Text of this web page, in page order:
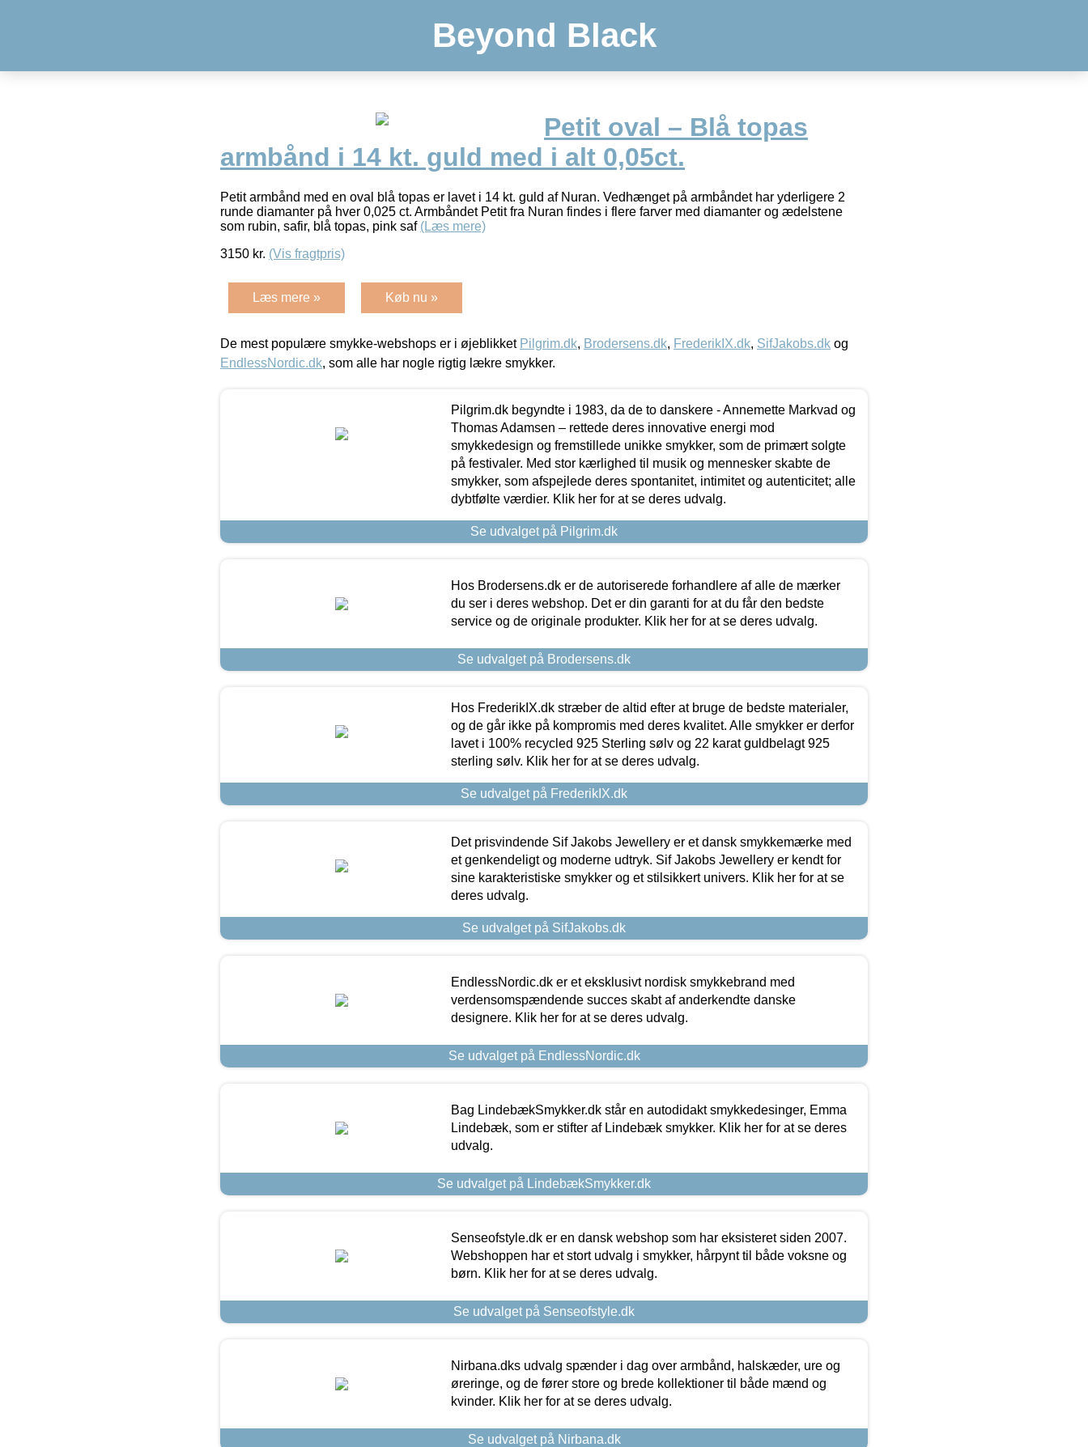
Beyond Black
Petit oval – Blå topas
armbånd i 14 kt. guld med i alt 0,05ct.
Petit armbånd med en oval blå topas er lavet i 14 kt. guld af Nuran. Vedhænget på armbåndet har yderligere 2
runde diamanter på hver 0,025 ct. Armbåndet Petit fra Nuran findes i flere farver med diamanter og ædelstene
som rubin, safir, blå topas, pink saf (Læs mere)
3150 kr. (Vis fragtpris)
Læs mere » Køb nu »
De mest populære smykke-webshops er i øjeblikket Pilgrim.dk, Brodersens.dk, FrederikIX.dk, SifJakobs.dk og
EndlessNordic.dk, som alle har nogle rigtig lækre smykker.
Pilgrim.dk begyndte i 1983, da de to danskere - Annemette Markvad og
Thomas Adamsen – rettede deres innovative energi mod
smykkedesign og fremstillede unikke smykker, som de primært solgte
på festivaler. Med stor kærlighed til musik og mennesker skabte de
smykker, som afspejlede deres spontanitet, intimitet og autenticitet; alle
dybtfølte værdier. Klik her for at se deres udvalg.
Se udvalget på Pilgrim.dk
Hos Brodersens.dk er de autoriserede forhandlere af alle de mærker
du ser i deres webshop. Det er din garanti for at du får den bedste
service og de originale produkter. Klik her for at se deres udvalg.
Se udvalget på Brodersens.dk
Hos FrederikIX.dk stræber de altid efter at bruge de bedste materialer,
og de går ikke på kompromis med deres kvalitet. Alle smykker er derfor
lavet i 100% recycled 925 Sterling sølv og 22 karat guldbelagt 925
sterling sølv. Klik her for at se deres udvalg.
Se udvalget på FrederikIX.dk
Det prisvindende Sif Jakobs Jewellery er et dansk smykkemærke med
et genkendeligt og moderne udtryk. Sif Jakobs Jewellery er kendt for
sine karakteristiske smykker og et stilsikkert univers. Klik her for at se
deres udvalg.
Se udvalget på SifJakobs.dk
EndlessNordic.dk er et eksklusivt nordisk smykkebrand med
verdensomspændende succes skabt af anderkendte danske
designere. Klik her for at se deres udvalg.
Se udvalget på EndlessNordic.dk
Bag LindebækSmykker.dk står en autodidakt smykkedesinger, Emma
Lindebæk, som er stifter af Lindebæk smykker. Klik her for at se deres
udvalg.
Se udvalget på LindebækSmykker.dk
Senseofstyle.dk er en dansk webshop som har eksisteret siden 2007.
Webshoppen har et stort udvalg i smykker, hårpynt til både voksne og
børn. Klik her for at se deres udvalg.
Se udvalget på Senseofstyle.dk
Nirbana.dks udvalg spænder i dag over armbånd, halskæder, ure og
øreringe, og de fører store og brede kollektioner til både mænd og
kvinder. Klik her for at se deres udvalg.
Se udvalget på Nirbana.dk